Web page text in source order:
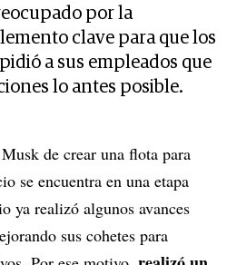
por la
clave para que los
a sus empleados que
lo antes posible.
de crear una flota para
se encuentra en una etapa
ya realizó algunos avances
sus cohetes para